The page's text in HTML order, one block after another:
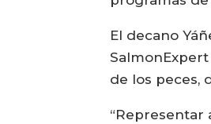
El decano
de los peces,
“Representar